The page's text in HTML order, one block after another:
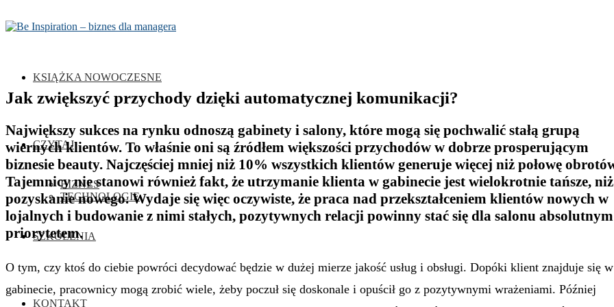
KSIĄŻKA NOWOCZESNE
CZYTAJ
BIZNES
TECHNOLOGIE
SZKOLENIA
KONTAKT
Jak zwiększyć przychody dzięki automatycznej komunikacji?
Największy sukces na rynku odnoszą gabinety i salony, które mogą się pochwalić stałą grupą
wiernych klientów. To właśnie oni są źródłem większości przychodów w dobrze prosperującym
biznesie beauty. Najczęściej mniej niż 10% wszystkich klientów generuje więcej niż połowę
Tajemnicy nie stanowi również fakt, że utrzymanie klienta w gabinecie jest wielokrotnie tańsze, niż
pozyskanie nowego. Wydaje się więc oczywiste, że praca nad przekształceniem klientów nowych w
lojalnych i budowanie z nimi stałych, pozytywnych relacji powinny stać się dla salonu absolutnym
priorytetem.
O tym, czy ktoś do ciebie powróci decydować będzie w dużej mierze jakość usług i obsługi. Dopóki klient znajduje się w
gabinecie, pracownicy mogą zrobić wiele, żeby poczuł się doskonale i opuścił go z pozytywnymi wrażeniami. Później